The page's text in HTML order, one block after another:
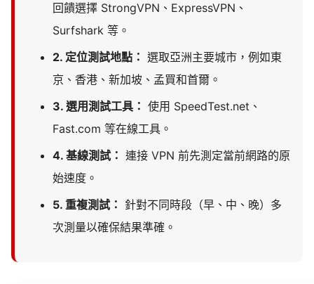
回饋選擇 StrongVPN、ExpressVPN、
Surfshark 等。
2. 定位測試地點： 選取亞洲主要城市，例如東
京、香港、新加坡、孟買和首爾。
3. 選用測試工具： 使用 SpeedTest.net、
Fast.com 等在線工具。
4. 基線測試： 連接 VPN 前先測定當前網路的原
始速度。
5. 重複測試： 針對不同時段（早、中、晚）多
次測量以確保結果準確。